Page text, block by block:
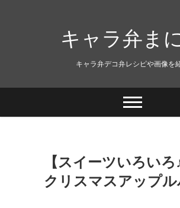
キャラ弁ま
キャラ弁デコ弁レシピや画像を
【スイーツいろい
クリスマスアップル